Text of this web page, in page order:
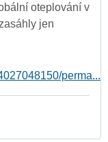
oteplování v
jen
perma...